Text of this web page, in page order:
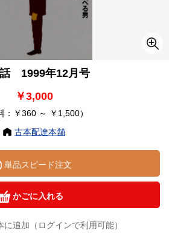
1999年12月号
￥3,000
：￥360 ～ ￥1,500）
古本配達本舗
単品スピード注文
かごに入れる
に追加（ログインで利用可能）